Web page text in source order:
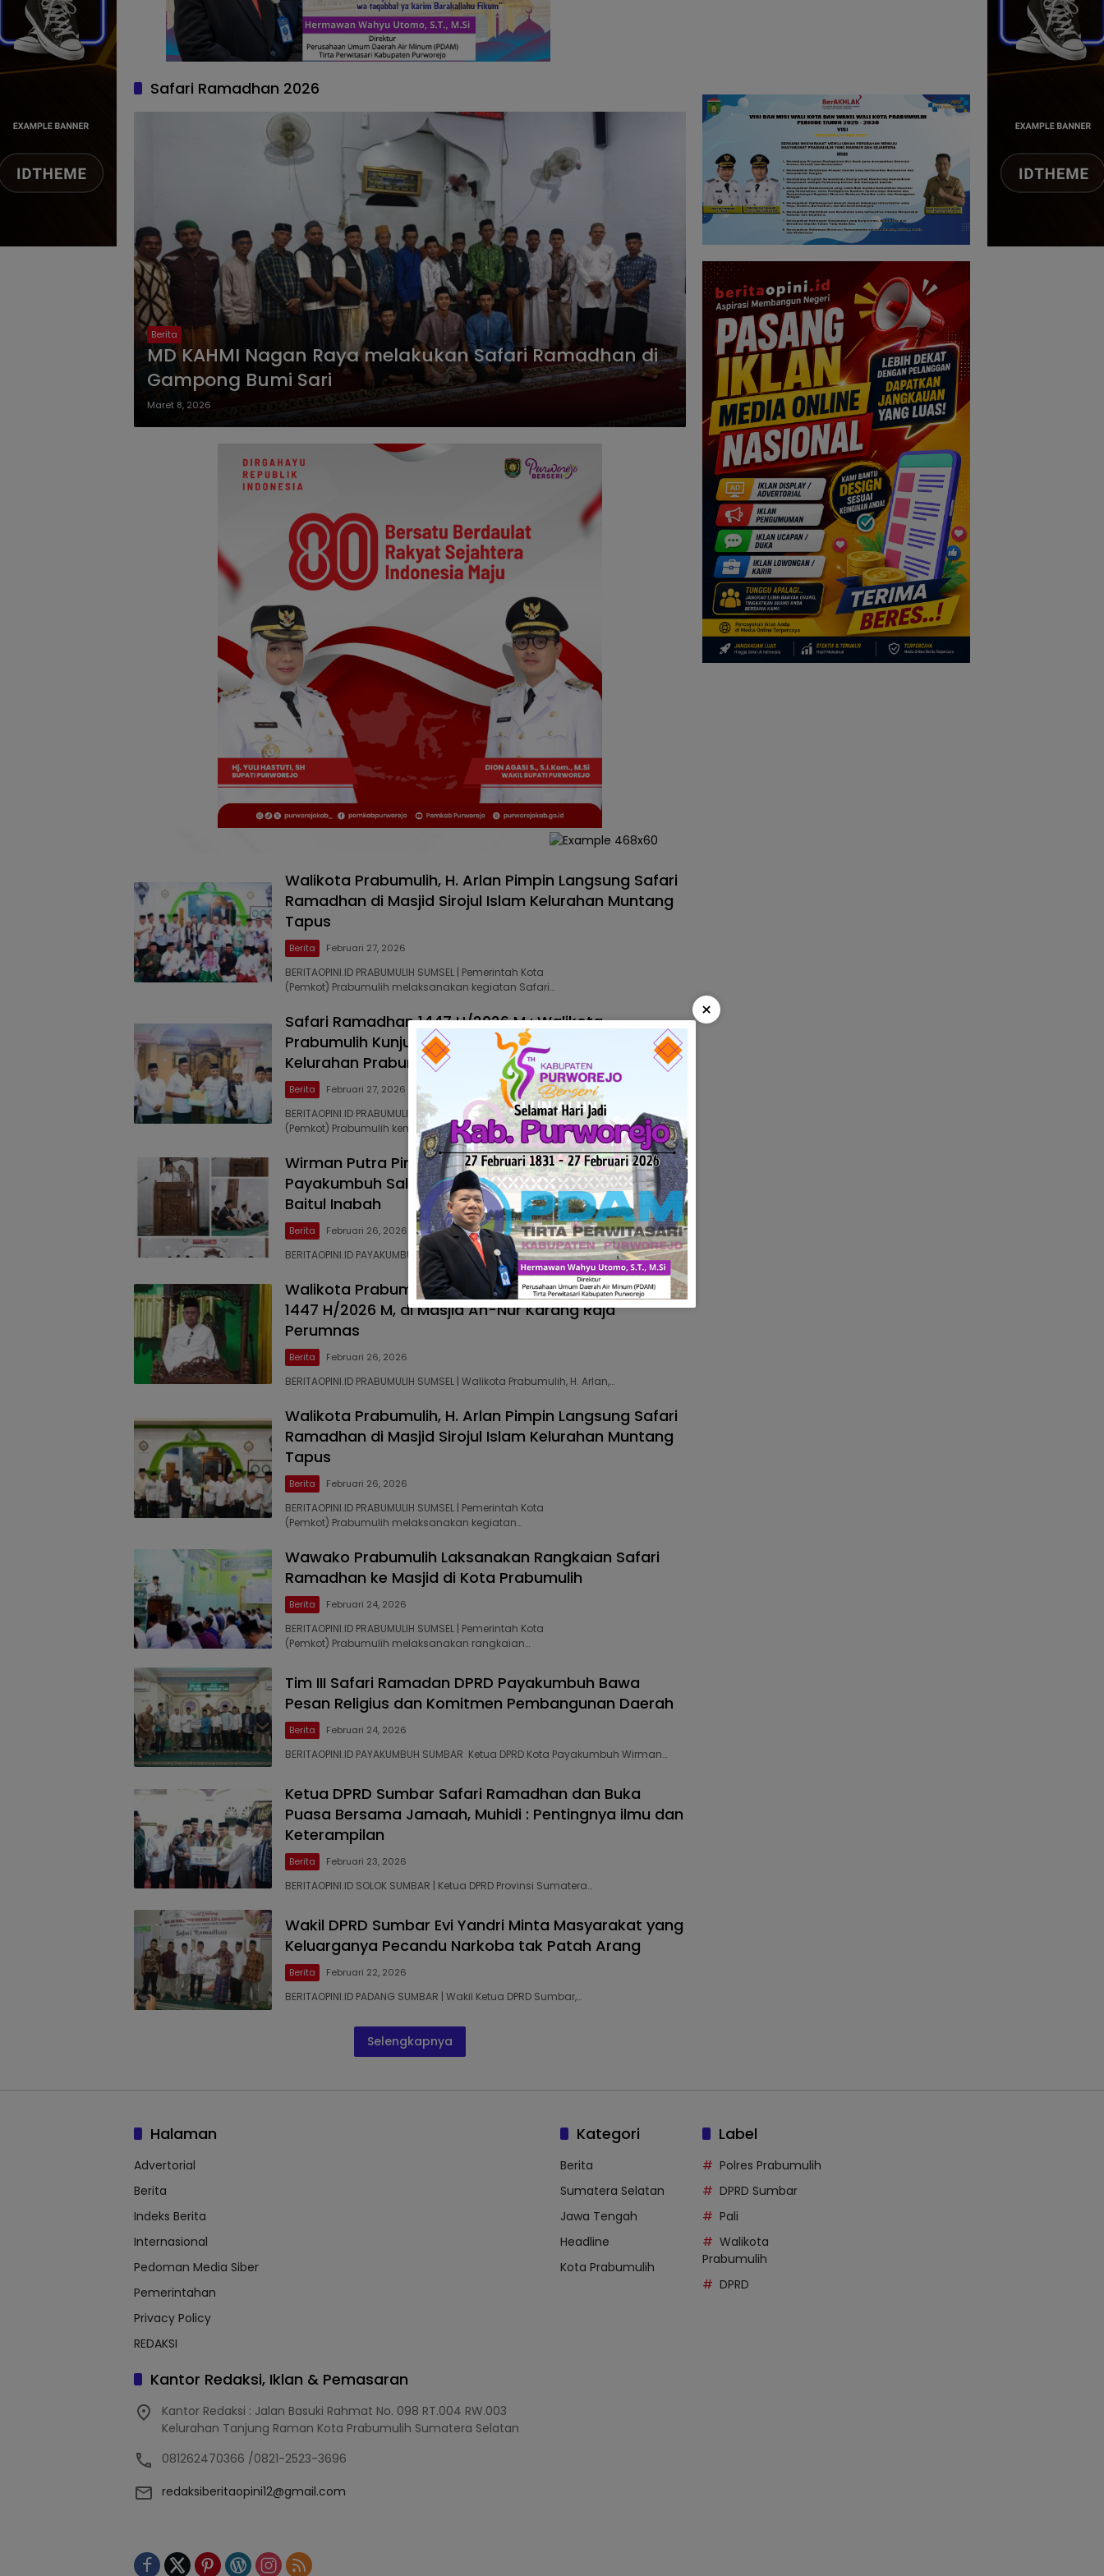
Safari Ramadhan 2026
Berita
MD KAHMI Nagan Raya melakukan Safari Ramadhan di
Gampong Bumi Sari
Maret 8, 2026
Walikota Prabumulih, H. Arlan Pimpin Langsung Safari
Ramadhan di Masjid Sirojul Islam Kelurahan Muntang
Tapus
Berita Februari 27, 2026
BERITAOPINI.ID PRABUMULIH SUMSEL | Pemerintah Kota
(Pemkot) Prabumulih melaksanakan kegiatan Safari…
Safari Ramadhan 1447 H/2026 M : Walikota
Prabumulih Kunjungan ke Masjid Al-Hidayah
Kelurahan Prabumulih
Berita Februari 27, 2026
BERITAOPINI.ID PRABUMULIH SUMSEL | Pemerintah Kota
(Pemkot) Prabumulih kembali menggulirkan…
Wirman Putra Pimpin Safari Ramadan, DPRD Kota
Payakumbuh Salurkan Hibah Rp25 Juta untuk Masjid
Baitul Inabah
Berita Februari 26, 2026
BERITAOPINI.ID PAYAKUMBUH SUMBAR | Ketua DPRD Kota Payakumbuh,…
Walikota Prabumulih H. Arlan Hadiri Safari Ramadhan
1447 H/2026 M, di Masjid An-Nur Karang Raja
Perumnas
Berita Februari 26, 2026
BERITAOPINI.ID PRABUMULIH SUMSEL | Walikota Prabumulih, H. Arlan,…
Walikota Prabumulih, H. Arlan Pimpin Langsung Safari
Ramadhan di Masjid Sirojul Islam Kelurahan Muntang
Tapus
Berita Februari 26, 2026
BERITAOPINI.ID PRABUMULIH SUMSEL | Pemerintah Kota
(Pemkot) Prabumulih melaksanakan kegiatan…
Wawako Prabumulih Laksanakan Rangkaian Safari
Ramadhan ke Masjid di Kota Prabumulih
Berita Februari 24, 2026
BERITAOPINI.ID PRABUMULIH SUMSEL | Pemerintah Kota
(Pemkot) Prabumulih melaksanakan rangkaian…
Tim III Safari Ramadan DPRD Payakumbuh Bawa
Pesan Religius dan Komitmen Pembangunan Daerah
Berita Februari 24, 2026
BERITAOPINI.ID PAYAKUMBUH SUMBAR Ketua DPRD Kota Payakumbuh Wirman…
Ketua DPRD Sumbar Safari Ramadhan dan Buka
Puasa Bersama Jamaah, Muhidi : Pentingnya ilmu dan
Keterampilan
Berita Februari 23, 2026
BERITAOPINI.ID SOLOK SUMBAR | Ketua DPRD Provinsi Sumatera…
Wakil DPRD Sumbar Evi Yandri Minta Masyarakat yang
Keluarganya Pecandu Narkoba tak Patah Arang
Berita Februari 22, 2026
BERITAOPINI.ID PADANG SUMBAR | Wakil Ketua DPRD Sumbar,…
Selengkapnya
Halaman
Advertorial
Berita
Indeks Berita
Internasional
Pedoman Media Siber
Pemerintahan
Privacy Policy
REDAKSI
Kantor Redaksi, Iklan & Pemasaran
Kantor Redaksi : Jalan Basuki Rahmat No. 098 RT.004 RW.003
Kelurahan Tanjung Raman Kota Prabumulih Sumatera Selatan
081262470366 /0821-2523-3696
redaksiberitaopini12@gmail.com
Kategori
Berita
Sumatera Selatan
Jawa Tengah
Headline
Kota Prabumulih
Label
Polres Prabumulih
DPRD Sumbar
Pali
Walikota
Prabumulih
DPRD
×